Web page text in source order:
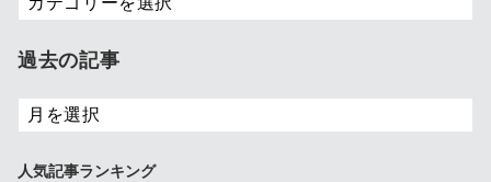
役
ち
グ
過去の記事
過
去
記
人気記事ランキング